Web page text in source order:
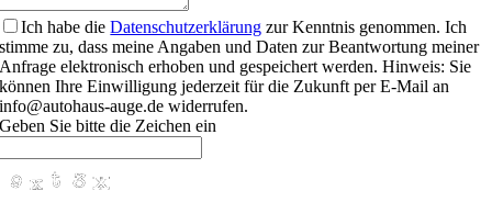
Phone
Number
Ich habe dieDatenschutzerklärung zur Kenntnis genommen. Ich
stimme zu, dass meine Angaben und Daten zur Beantwortung meiner
Anfrage elektronisch erhoben und gespeichert werden. Hinweis: Sie
können Ihre Einwilligung jederzeit für die Zukunft per E-Mail an
info@autohaus-auge.de widerrufen.
Geben Sie bitte die Zeichen ein